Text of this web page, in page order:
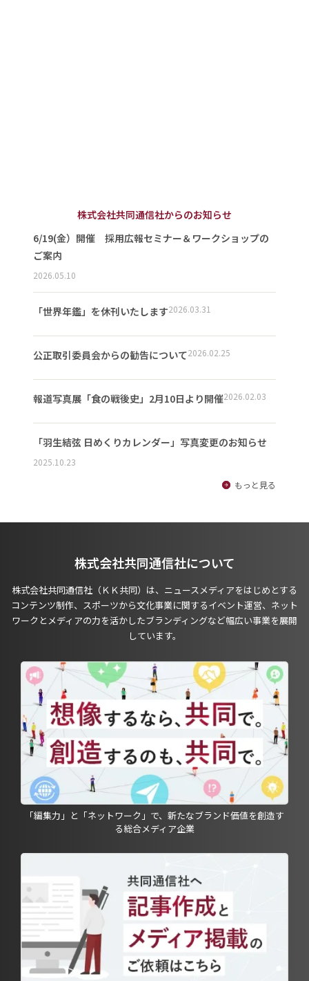
株式会社共同通信社からのお知らせ
6/19(金）開催 採用広報セミナー＆ワークショップの
ご案内
2026.05.10
「世界年鑑」を休刊いたします2026.03.31
公正取引委員会からの勧告について2026.02.25
報道写真展「食の戦後史」2月10日より開催2026.02.03
「羽生結弦 日めくりカレンダー」写真変更のお知らせ
2025.10.23
もっと見る
株式会社共同通信社について
株式会社共同通信社（ＫＫ共同）は、ニュースメディアをはじめとする
コンテンツ制作、スポーツから文化事業に関するイベント運営、ネット
ワークとメディアの力を活かしたブランディングなど幅広い事業を展開
しています。
「編集力」と「ネットワーク」で、新たなブランド価値を創造す
る総合メディア企業